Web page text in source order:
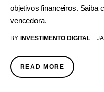
objetivos financeiros. Saiba
vencedora.
BY INVESTIMENTO DIGITAL
READ MORE